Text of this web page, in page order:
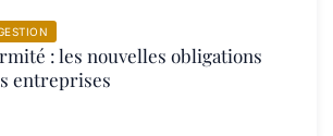
: les nouvelles obligations
entreprises